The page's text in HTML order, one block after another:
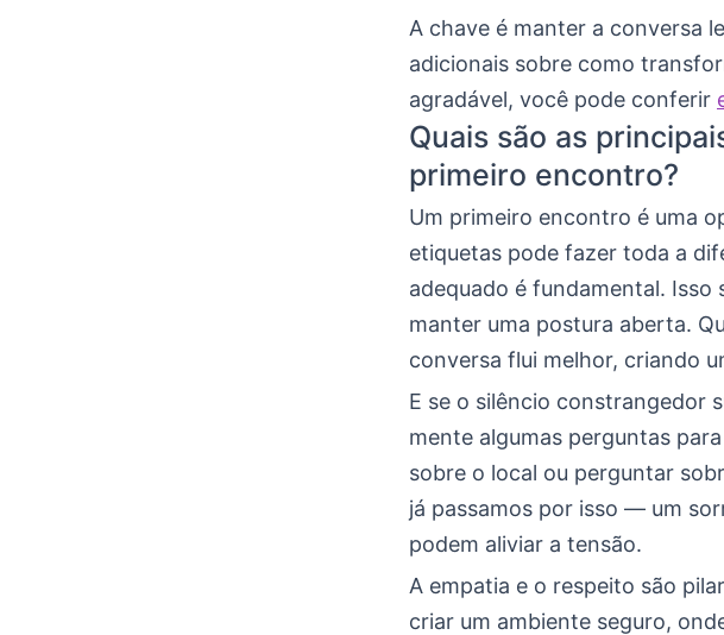
A chave é manter a conversa
adicionais sobre como
agradável, você pode conferir
Quais são as
primeiro encontro?
Um primeiro encontro é uma
etiquetas pode fazer toda a
adequado é fundamental.
manter uma postura aberta.
conversa flui melhor, criando
E se o silêncio constrangedor
mente algumas perguntas
sobre o local ou perguntar
já passamos por isso — um
podem aliviar a tensão.
A empatia e o respeito são
criar um ambiente seguro,